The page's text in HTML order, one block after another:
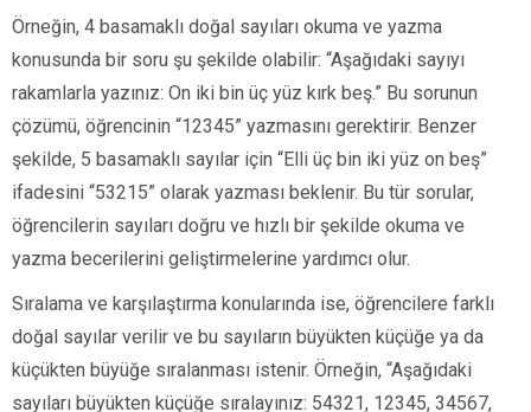
Örneğin, 4 basamaklı doğal sayıları okuma ve yazma
konusunda bir soru şu şekilde olabilir: “Aşağıdaki sayıyı
rakamlarla yazınız: On iki bin üç yüz kırk beş.” Bu sorunun
çözümü, öğrencinin “12345” yazmasını gerektirir. Benzer
şekilde, 5 basamaklı sayılar için “Elli üç bin iki yüz on beş”
ifadesini “53215” olarak yazması beklenir. Bu tür sorular,
öğrencilerin sayıları doğru ve hızlı bir şekilde okuma ve
yazma becerilerini geliştirmelerine yardımcı olur.
Sıralama ve karşılaştırma konularında ise, öğrencilere farklı
doğal sayılar verilir ve bu sayıların büyükten küçüğe ya da
küçükten büyüğe sıralanması istenir. Örneğin, “Aşağıdaki
sayıları büyükten küçüğe sıralayınız: 54321, 12345, 34567,